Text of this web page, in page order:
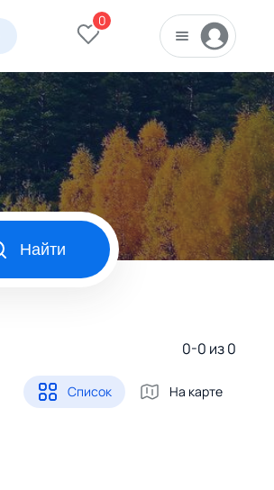
0
Найти
0-0 из0
Список На карте